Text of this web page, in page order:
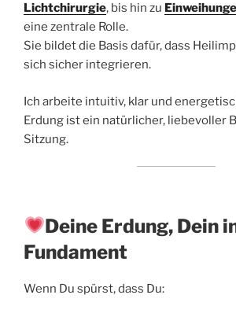
Lichtchirurgie, bis hin zu
eine zentrale Rolle.
Sie bildet die Basis dafür, dass
sich sicher integrieren.
Ich arbeite intuitiv, klar und
Erdung ist ein natürlicher, liebevoller
Sitzung.
Deine Erdung, Dein
Fundament
Wenn Du spürst, dass Du: